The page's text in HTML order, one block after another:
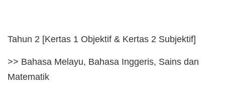
Tahun 2 [Kertas 1 Objektif & Kertas 2 Subjektif]
>> Bahasa Melayu, Bahasa Inggeris, Sains dan
Matematik